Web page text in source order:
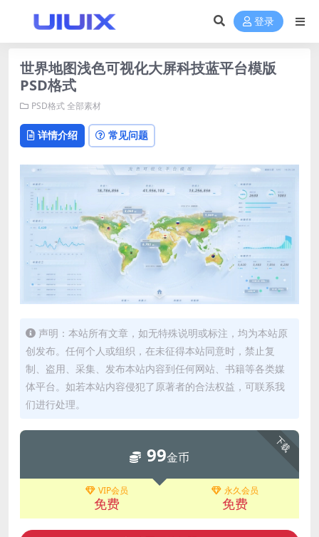
登录
世界地图浅色可视化大屏科技蓝平台模版
PSD格式
PSD格式全部素材
详情介绍 常见问题
声明：本站所有文章，如无特殊说明或标注，均为本站原
创发布。任何个人或组织，在未征得本站同意时，禁止复
制、盗用、采集、发布本站内容到任何网站、书籍等各类媒
体平台。如若本站内容侵犯了原著者的合法权益，可联系我
们进行处理。
下载
99金币
VIP会员
免费
永久会员
免费